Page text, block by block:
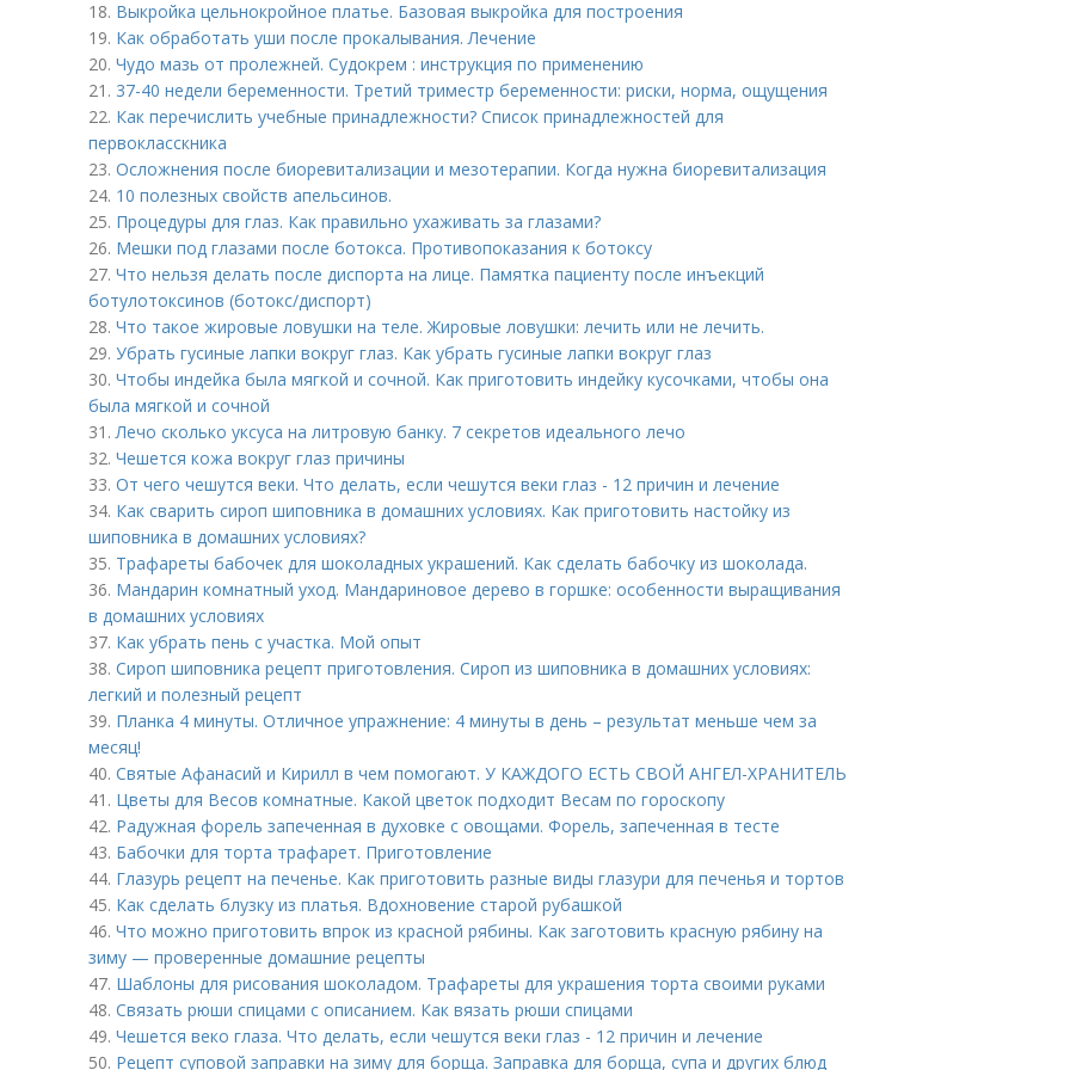
18. Выкройка цельнокройное платье. Базовая выкройка для построения
19. Как обработать уши после прокалывания. Лечение
20. Чудо мазь от пролежней. Судокрем : инструкция по применению
21. 37-40 недели беременности. Третий триместр беременности: риски, норма, ощущения
22. Как перечислить учебные принадлежности? Список принадлежностей для
первокласскника
23. Осложнения после биоревитализации и мезотерапии. Когда нужна биоревитализация
24. 10 полезных свойств апельсинов.
25. Процедуры для глаз. Как правильно ухаживать за глазами?
26. Мешки под глазами после ботокса. Противопоказания к ботоксу
27. Что нельзя делать после диспорта на лице. Памятка пациенту после инъекций
ботулотоксинов (ботокс/диспорт)
28. Что такое жировые ловушки на теле. Жировые ловушки: лечить или не лечить.
29. Убрать гусиные лапки вокруг глаз. Как убрать гусиные лапки вокруг глаз
30. Чтобы индейка была мягкой и сочной. Как приготовить индейку кусочками, чтобы она
была мягкой и сочной
31.Лечо сколько уксуса на литровую банку. 7 секретов идеального лечо
32. Чешется кожа вокруг глаз причины
33. От чего чешутся веки. Что делать, если чешутся веки глаз - 12 причин и лечение
34. Как сварить сироп шиповника в домашних условиях. Как приготовить настойку из
шиповника в домашних условиях?
35. Трафареты бабочек для шоколадных украшений. Как сделать бабочку из шоколада.
36. Мандарин комнатный уход. Мандариновое дерево в горшке: особенности выращивания
в домашних условиях
37. Как убрать пень с участка. Мой опыт
38. Сироп шиповника рецепт приготовления. Сироп из шиповника в домашних условиях:
легкий и полезный рецепт
39. Планка 4 минуты. Отличное упражнение: 4 минуты в день – результат меньше чем за
месяц!
40. Святые Афанасий и Кирилл в чем помогают. У КАЖДОГО ЕСТЬ СВОЙ АНГЕЛ-ХРАНИТЕЛЬ
41. Цветы для Весов комнатные. Какой цветок подходит Весам по гороскопу
42. Радужная форель запеченная в духовке с овощами. Форель, запеченная в тесте
43. Бабочки для торта трафарет. Приготовление
44. Глазурь рецепт на печенье. Как приготовить разные виды глазури для печенья и тортов
45. Как сделать блузку из платья. Вдохновение старой рубашкой
46. Что можно приготовить впрок из красной рябины. Как заготовить красную рябину на
зиму — проверенные домашние рецепты
47. Шаблоны для рисования шоколадом. Трафареты для украшения торта своими руками
48. Связать рюши спицами с описанием. Как вязать рюши спицами
49. Чешется веко глаза. Что делать, если чешутся веки глаз - 12 причин и лечение
50. Рецепт суповой заправки на зиму для борща. Заправка для борща, супа и других блюд